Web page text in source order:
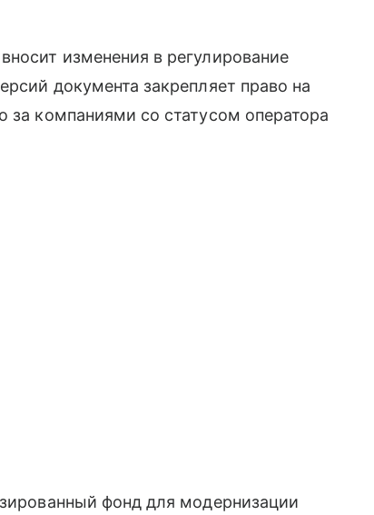
изменения в регулирование
документа закрепляет право на
за компаниями со статусом оператора
фонд для модернизации